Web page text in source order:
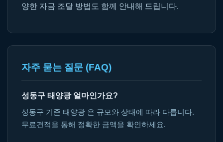
양한 자금 조달 방법도 함께 안내해 드립니다.
자주 묻는 질문 (FAQ)
성동구 태양광 얼마인가요?
성동구 기준 태양광 은 규모와 상태에 따라 다릅니다.
무료견적을 통해 정확한 금액을 확인하세요.